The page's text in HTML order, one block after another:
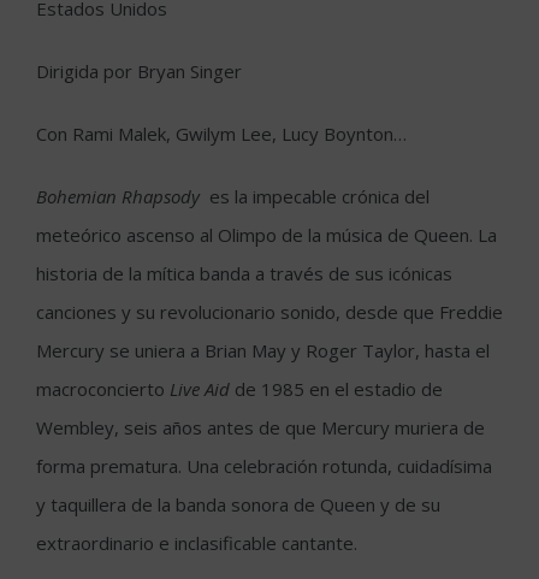
Estados Unidos
Dirigida por Bryan Singer
Con Rami Malek, Gwilym Lee, Lucy Boynton…
Bohemian Rhapsody es la impecable crónica del
meteórico ascenso al Olimpo de la música de Queen. La
historia de la mítica banda a través de sus icónicas
canciones y su revolucionario sonido, desde que Freddie
Mercury se uniera a Brian May y Roger Taylor, hasta el
macroconcierto Live Aid de 1985 en el estadio de
Wembley, seis años antes de que Mercury muriera de
forma prematura. Una celebración rotunda, cuidadísima
y taquillera de la banda sonora de Queen y de su
extraordinario e inclasificable cantante.